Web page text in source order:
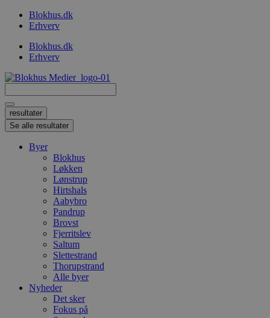
VidereBlokhus.dk
Erhverv
Blokhus.dk
Erhverv
...
resultater
Se alle resultater
Byer
Blokhus
Løkken
Lønstrup
Hirtshals
Aabybro
Pandrup
Brovst
Fjerritslev
Saltum
Slettestrand
Thorupstrand
Alle byer
Nyheder
Det sker
Fokus på